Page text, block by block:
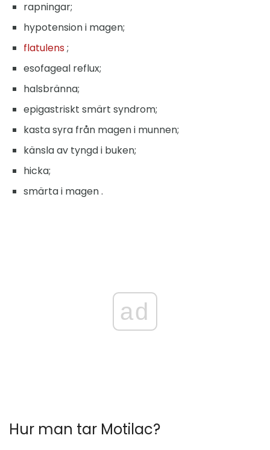
rapningar;
hypotension i magen;
flatulens;
esofageal reflux;
halsbränna;
epigastriskt smärt syndrom;
kasta syra från magen i munnen;
känsla av tyngd i buken;
hicka;
smärta i magen .
ad
Hur man tar Motilac?